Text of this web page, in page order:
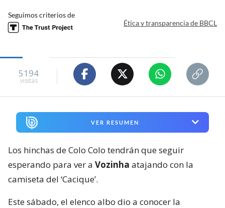
Seguimos criterios de
Ética y transparencia de BBCL
5194
visitas
VER RESUMEN
Los hinchas de Colo Colo tendrán que seguir
esperando para ver a Vozinha atajando con la
camiseta del ‘Cacique’.
Este sábado, el elenco albo dio a conocer la